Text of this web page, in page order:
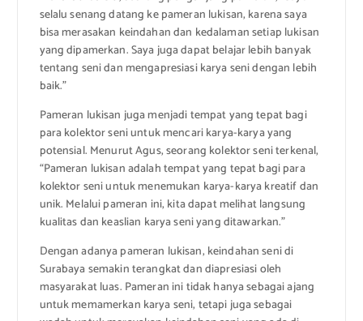
selalu senang datang ke pameran lukisan, karena saya
bisa merasakan keindahan dan kedalaman setiap lukisan
yang dipamerkan. Saya juga dapat belajar lebih banyak
tentang seni dan mengapresiasi karya seni dengan lebih
baik.”
Pameran lukisan juga menjadi tempat yang tepat bagi
para kolektor seni untuk mencari karya-karya yang
potensial. Menurut Agus, seorang kolektor seni terkenal,
“Pameran lukisan adalah tempat yang tepat bagi para
kolektor seni untuk menemukan karya-karya kreatif dan
unik. Melalui pameran ini, kita dapat melihat langsung
kualitas dan keaslian karya seni yang ditawarkan.”
Dengan adanya pameran lukisan, keindahan seni di
Surabaya semakin terangkat dan diapresiasi oleh
masyarakat luas. Pameran ini tidak hanya sebagai ajang
untuk memamerkan karya seni, tetapi juga sebagai